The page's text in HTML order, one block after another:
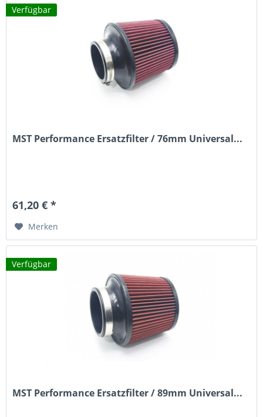
Verfügbar
MST Performance Ersatzfilter / 76mm Universal...
61,20 € *
Merken
Verfügbar
MST Performance Ersatzfilter / 89mm Universal...